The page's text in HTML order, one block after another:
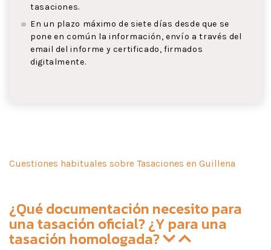
tasaciones.
En un plazo máximo de siete días desde que se
pone en común la información, envío a través del
email del informe y certificado, firmados
digitalmente.
Cuestiones habituales sobre Tasaciones en Guillena
¿Qué documentación necesito para
una tasación oficial? ¿Y para una
tasación homologada?